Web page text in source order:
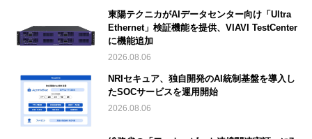
東陽テクニカがAIデータセンター向け「Ultra
Ethernet」検証機能を提供、VIAVI TestCenter
に機能追加
2026.08.06
NRIセキュア、独自開発のAI統制基盤を導入し
たSOCサービスを運用開始
2026.08.06